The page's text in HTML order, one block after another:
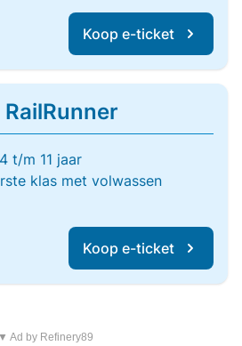
Koop e-ticket
t/m 11 jaar
klas met volwassen
Koop e-ticket
▼ Ad by Refinery89